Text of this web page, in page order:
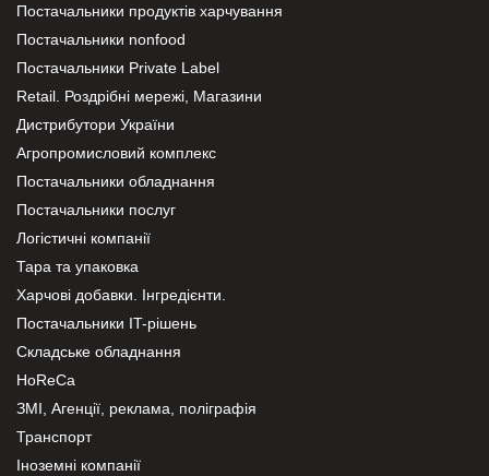
Постачальники продуктів харчування
Постачальники nonfood
Постачальники Private Label
Retail. Роздрібні мережі, Магазини
Дистрибутори України
Агропромисловий комплекс
Постачальники обладнання
Постачальники послуг
Логістичні компанії
Тара та упаковка
Харчові добавки. Інгредієнти.
Постачальники IT-рішень
Складське обладнання
HoReCa
ЗМІ, Агенції, реклама, поліграфія
Транспорт
Іноземні компанії